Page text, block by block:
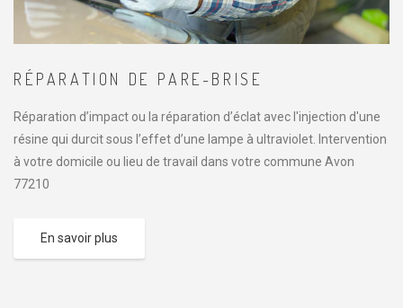
RÉPARATION DE PARE-BRISE
Réparation d’impact ou la réparation d’éclat avec l'injection d'une
résine qui durcit sous l’effet d’une lampe à ultraviolet. Intervention
à votre domicile ou lieu de travail dans votre commune Avon
77210
En savoir plus